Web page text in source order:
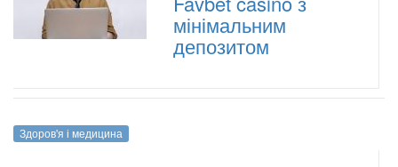
мінімальним
депозитом
Здоров'я і медицина